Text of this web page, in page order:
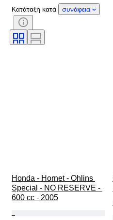
Κατάσταση
Έξτρα
Περίοδος
Μέγεθος μηχανής
CoC (Πιστοποιητικό
Κατάταξη κατά συνάφεια
Honda - Hornet - Ohlins
Special - NO RESERVE -
600 cc - 2005